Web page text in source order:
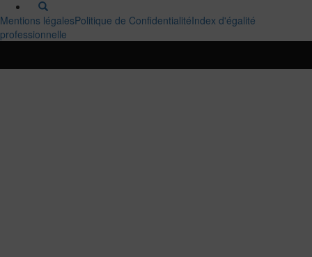
Mentions légalesPolitique de ConfidentialitéIndex d'égalité
professionnelle